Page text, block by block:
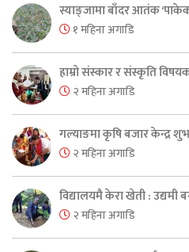
स्याङ्जामा बाँदर आतंक
१ महिना अगाडि
हाम्रो संस्कार र संस्कृति
२ महिना अगाडि
गल्याङमा कृषि बजार केन्द्र
२ महिना अगाडि
विद्यालयमै केरा खेती : उद्यमी
२ महिना अगाडि